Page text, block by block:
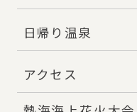
日帰り温泉
アクセス